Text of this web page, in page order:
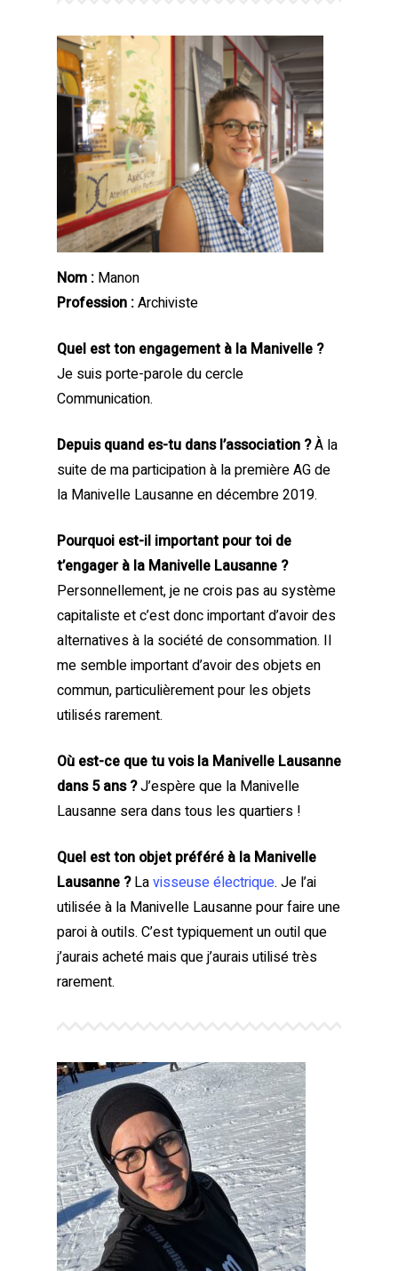
Nom : Manon
Profession :Archiviste
Quel est ton engagement à la Manivelle ?
Je suis porte-parole du cercle
Communication.
Depuis quand es-tu dans l’association ?À la
suite de ma participation à la première AG de
la Manivelle Lausanne en décembre 2019.
Pourquoi est-il important pour toi de
t’engager à la Manivelle Lausanne ?
Personnellement, je ne crois pas au système
capitaliste et c’est donc important d’avoir des
alternatives à la société de consommation. Il
me semble important d’avoir des objets en
commun, particulièrement pour les objets
utilisés rarement.
Où est-ce que tu vois la Manivelle Lausanne
dans 5 ans ?J’espère que la Manivelle
Lausanne sera dans tous les quartiers !
Quel est ton objet préféré à la Manivelle
Lausanne ?Lavisseuse électrique. Je l’ai
utilisée à la Manivelle Lausanne pour faire une
paroi à outils. C’est typiquement un outil que
j’aurais acheté mais que j’aurais utilisé très
rarement.